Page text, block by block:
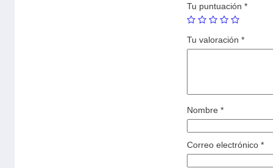
Tu puntuación *
Tu valoración *
Nombre *
Correo electrónico *